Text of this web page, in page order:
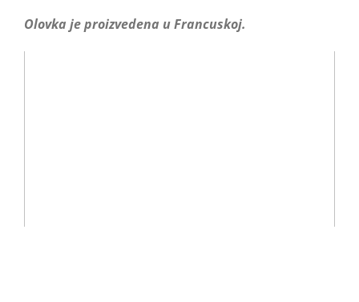
Olovka je proizvedena u Francuskoj.